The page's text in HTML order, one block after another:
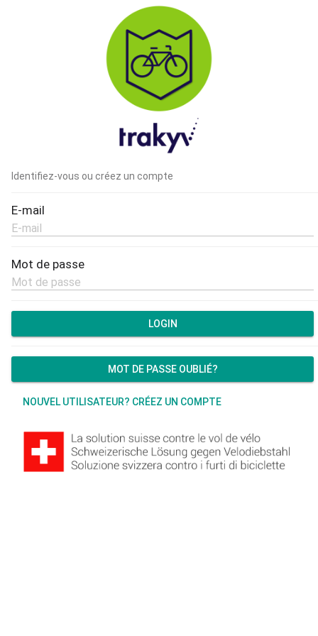
Identifiez-vous ou créez un compte
E-mail
E-mail
Mot de passe
Mot de passe
LOGIN
MOT DE PASSE OUBLIÉ?
NOUVEL UTILISATEUR? CRÉEZ UN COMPTE